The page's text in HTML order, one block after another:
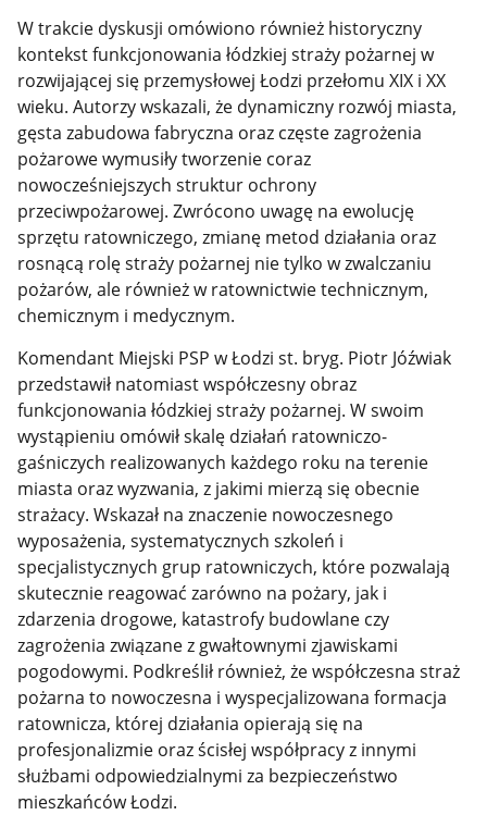
W trakcie dyskusji omówiono również historyczny
kontekst funkcjonowania łódzkiej straży pożarnej w
rozwijającej się przemysłowej Łodzi przełomu XIX i XX
wieku. Autorzy wskazali, że dynamiczny rozwój miasta,
gęsta zabudowa fabryczna oraz częste zagrożenia
pożarowe wymusiły tworzenie coraz
nowocześniejszych struktur ochrony
przeciwpożarowej. Zwrócono uwagę na ewolucję
sprzętu ratowniczego, zmianę metod działania oraz
rosnącą rolę straży pożarnej nie tylko w zwalczaniu
pożarów, ale również w ratownictwie technicznym,
chemicznym i medycznym.
Komendant Miejski PSP w Łodzi st. bryg. Piotr Jóźwiak
przedstawił natomiast współczesny obraz
funkcjonowania łódzkiej straży pożarnej. W swoim
wystąpieniu omówił skalę działań ratowniczo-
gaśniczych realizowanych każdego roku na terenie
miasta oraz wyzwania, z jakimi mierzą się obecnie
strażacy. Wskazał na znaczenie nowoczesnego
wyposażenia, systematycznych szkoleń i
specjalistycznych grup ratowniczych, które pozwalają
skutecznie reagować zarówno na pożary, jak i
zdarzenia drogowe, katastrofy budowlane czy
zagrożenia związane z gwałtownymi zjawiskami
pogodowymi. Podkreślił również, że współczesna straż
pożarna to nowoczesna i wyspecjalizowana formacja
ratownicza, której działania opierają się na
profesjonalizmie oraz ścisłej współpracy z innymi
służbami odpowiedzialnymi za bezpieczeństwo
mieszkańców Łodzi.